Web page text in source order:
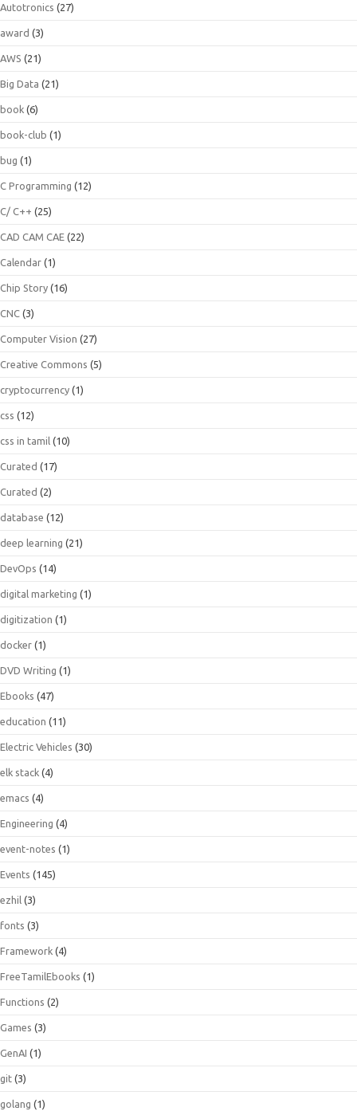
Autotronics (27)
award (3)
AWS (21)
Big Data (21)
book (6)
book-club (1)
bug (1)
C Programming (12)
C/ C++ (25)
CAD CAM CAE (22)
Calendar (1)
Chip Story (16)
CNC (3)
Computer Vision (27)
Creative Commons (5)
cryptocurrency (1)
css (12)
css in tamil (10)
Curated (17)
Curated (2)
database (12)
deep learning (21)
DevOps (14)
digital marketing (1)
digitization (1)
docker (1)
DVD Writing (1)
Ebooks (47)
education (11)
Electric Vehicles (30)
elk stack (4)
emacs (4)
Engineering (4)
event-notes (1)
Events (145)
ezhil (3)
fonts (3)
Framework (4)
FreeTamilEbooks (1)
Functions (2)
Games (3)
GenAI (1)
git (3)
golang (1)